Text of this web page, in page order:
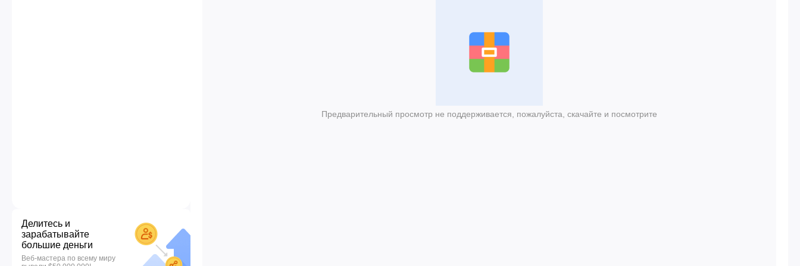
Делитесь и
зарабатывайте
большие деньги
Веб-мастера по всему миру
Предварительный просмотр не поддерживается, пожалуйста, скачайте и посмотрите